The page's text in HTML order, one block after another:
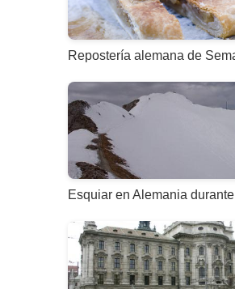
Repostería alemana de
Esquiar en Alemania